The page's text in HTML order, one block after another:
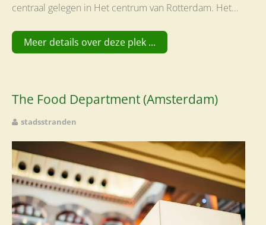
centraal gelegen in Het centrum van Rotterdam. Het…
Meer details over deze plek ...
The Food Department (Amsterdam)
stadsstranden